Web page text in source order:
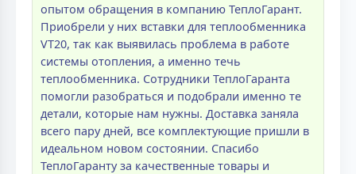
опытом обращения в компанию ТеплоГарант.
Приобрели у них вставки для теплообменника
VT20, так как выявилась проблема в работе
системы отопления, а именно течь
теплообменника. Сотрудники ТеплоГаранта
помогли разобраться и подобрали именно те
детали, которые нам нужны. Доставка заняла
всего пару дней, все комплектующие пришли в
идеальном новом состоянии. Спасибо
ТеплоГаранту за качественные товары и